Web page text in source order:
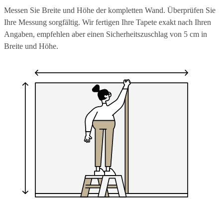
Messen Sie Breite und Höhe der kompletten Wand. Überprüfen Sie
Ihre Messung sorgfältig. Wir fertigen Ihre Tapete exakt nach Ihren
Angaben, empfehlen aber einen Sicherheitszuschlag von 5 cm in
Breite und Höhe.